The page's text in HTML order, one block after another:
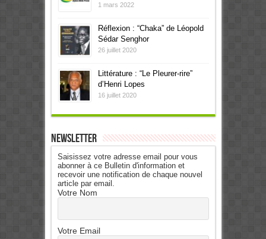
1 mars 2022
Réflexion : “Chaka” de Léopold
Sédar Senghor
26 juillet 2020
Littérature : “Le Pleurer-rire”
d’Henri Lopes
16 juillet 2020
Newsletter
Saisissez votre adresse email pour vous
abonner à ce Bulletin d'information et
recevoir une notification de chaque nouvel
article par email.
Votre Nom
Votre Email